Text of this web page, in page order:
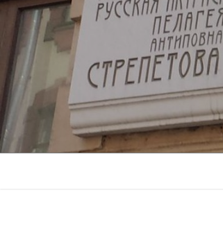
Skip
content